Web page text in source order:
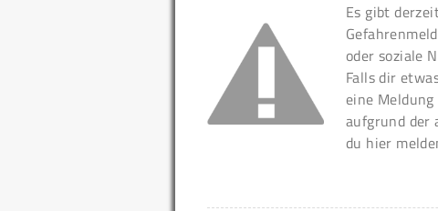
Es gibt
oder soziale
Falls dir
eine
aufgrund der
du hier